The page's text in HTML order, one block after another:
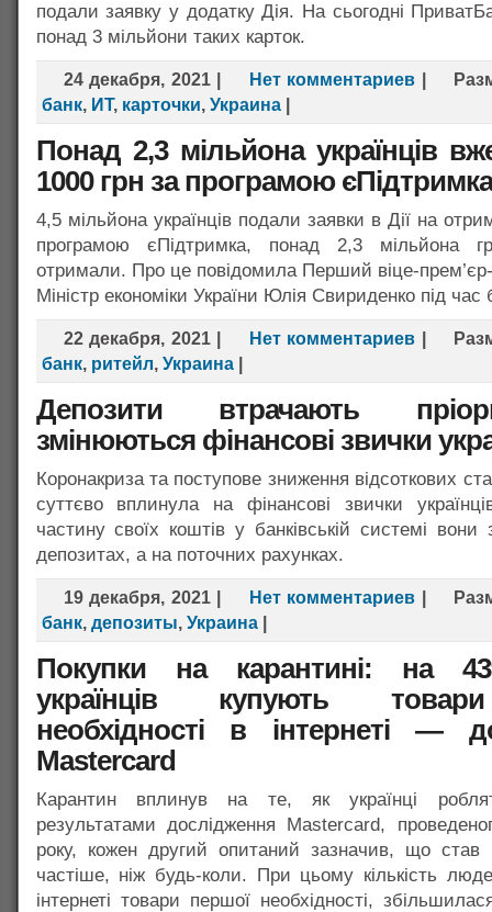
подали заявку у додатку Дія. На сьогодні
понад 3 мільйони таких карток.
24 декабря, 2021| Нет комментариев
банк, ИТ, карточки, Украина|
Понад 2,3 мільйона українців
1000 грн за програмою єПідтримка
4,5 мільйона українців подали заявки в Дії на
програмою єПідтримка, понад 2,3 мільйона
отримали. Про це повідомила Перший віце-прем’єр-
Міністр економіки України Юлія Свириденко під час
22 декабря, 2021| Нет комментариев
банк, ритейл, Украина|
Депозити втрачають
змінюються фінансові звички
Коронакриза та поступове зниження відсоткових
суттєво вплинула на фінансові звички
частину своїх коштів у банківській системі вони
депозитах, а на поточних рахунках.
19 декабря, 2021| Нет комментариев
банк, депозиты, Украина|
Покупки на карантині: на
українців купують
необхідності в інтернеті —
Mastercard
Карантин вплинув на те, як українці
результатами дослідження Mastercard,
року, кожен другий опитаний зазначив, що став
частіше, ніж будь-коли. При цьому кількість
інтернеті товари першої необхідності,